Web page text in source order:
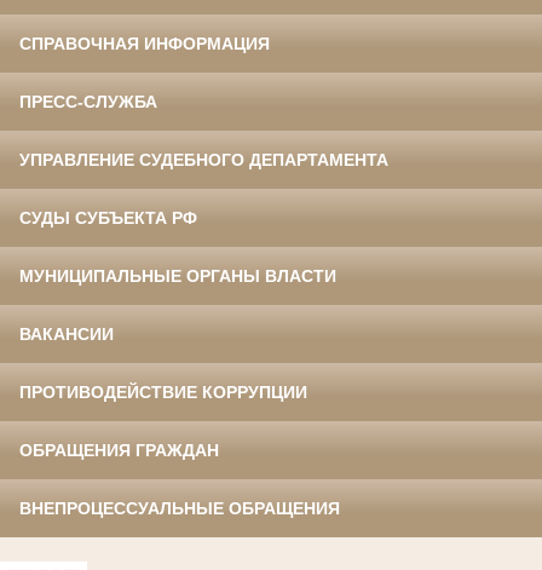
СПРАВОЧНАЯ ИНФОРМАЦИЯ
ПРЕСС-СЛУЖБА
УПРАВЛЕНИЕ СУДЕБНОГО ДЕПАРТАМЕНТА
СУДЫ СУБЪЕКТА РФ
МУНИЦИПАЛЬНЫЕ ОРГАНЫ ВЛАСТИ
ВАКАНСИИ
ПРОТИВОДЕЙСТВИЕ КОРРУПЦИИ
ОБРАЩЕНИЯ ГРАЖДАН
ВНЕПРОЦЕССУАЛЬНЫЕ ОБРАЩЕНИЯ